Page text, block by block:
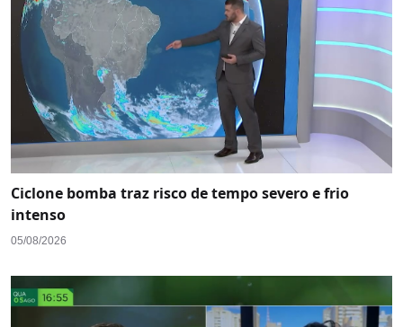
Ciclone bomba traz risco de tempo severo e frio
intenso
05/08/2026